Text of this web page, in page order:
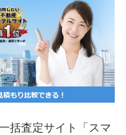
括査定サイト「スマ